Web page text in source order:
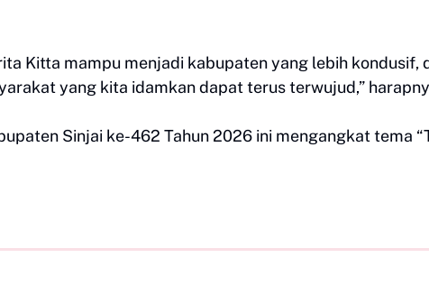
Kitta mampu menjadi kabupaten yang lebih kondusif,
yang kita idamkan dapat terus terwujud,”
Sinjai ke-462 Tahun 2026 ini mengangkat tema